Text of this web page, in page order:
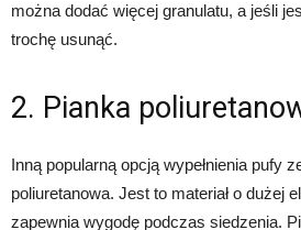
można dodać więcej granulatu, a jeśli
trochę usunąć.
2. Pianka
Inną popularną opcją wypełnienia pufy
poliuretanowa. Jest to materiał o dużej
zapewnia wygodę podczas siedzenia.